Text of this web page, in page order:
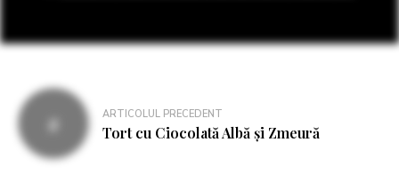
Navigare
în
articole
ARTICOLUL PRECEDENT
Tort cu Ciocolată Albă și Zmeură